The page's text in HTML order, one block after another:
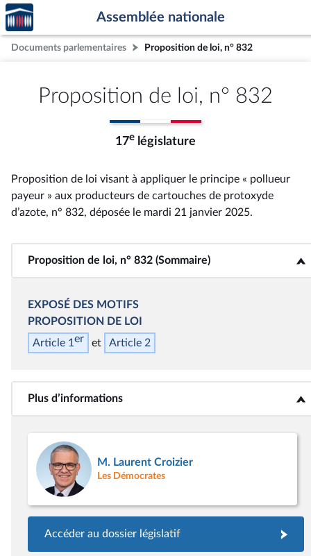
Aller au contenu
Aller en bas de la page
Accèder
à la
page
d'accueil
Assemblée nationale
Documents parlementaires Proposition de loi, n° 832
Proposition de loi, n° 832
17e législature
Proposition de loi visant à appliquer le principe « pollueur
payeur » aux producteurs de cartouches de protoxyde
d’azote, n° 832, déposée le mardi 21 janvier 2025.
Proposition de loi, n° 832 (Sommaire)
<b>Proposition de loi, n° 832 (Sommaire)</b>
EXPOSÉ DES MOTIFS
PROPOSITION DE LOI
Article 1er Article 2
Plus d’informations<b>Plus d’informations</b>
M. Laurent Croizier
Les Démocrates
Accéder au dossier législatif